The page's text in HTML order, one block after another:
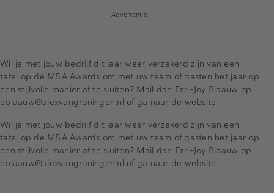
Advertentie
Wil je met jouw bedrijf dit jaar weer verzekerd zijn van een
tafel op de M&A Awards om met uw team of gasten het jaar op
een stijlvolle manier af te sluiten? Mail dan Ezri-Joy Blaauw op
eblaauw@alexvangroningen.nl of ga naar de website.
Wil je met jouw bedrijf dit jaar weer verzekerd zijn van een
tafel op de M&A Awards om met uw team of gasten het jaar op
een stijlvolle manier af te sluiten? Mail dan Ezri-Joy Blaauw op
eblaauw@alexvangroningen.nl of ga naar de website.